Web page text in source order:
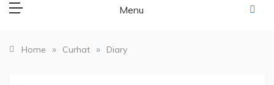
Menu
Home » Curhat » Diary